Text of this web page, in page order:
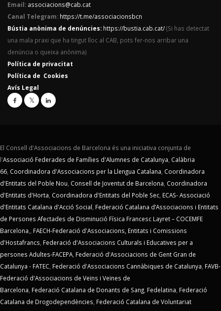
Email: associacions@cab.cat
Canal Telegram: https://t.me/associacionsbcn
Bústia anònima de denúncies: https://bustia.cab.cat/(Si has detectat
una mala praxi que ha tingut lloc al CAB, pots fer-nos arribar una
denúncia o queixa anònima)
Política de privacitat
Política de Cookies
Avís Legal
El Consell d'Associacions de Barcelona és una iniciativa conjunta de
l'Associació Federades de Famílies d'Alumnes de Catalunya Calàbria
66 Coordinadora d'Associacions per la Llengua Catalana Coordinadora
d'Entitats del Poble Nou Consell de Joventut de Barcelona Coordinadora
d'Entitats d'Horta Coordinadora d'Entitats del Poble Sec ECAS- Associació
d'Entitats Catalana d'Acció Social Federació Catalana d’Associacions i Entitats
de Persones Afectades de Disminució Física Francesc Layret – COCEMFE
Barcelona
FAECH-Federació d'Associacions, Entitats i Comissions
d'Hostafrancs Federació d'Associacions Culturals i Educatives per a
persones Adultes-FACEPA Federació d'Associacions de Gent Gran de
Catalunya - FATEC Federació d'Associacions Cannàbiques de Catalunya FAVB-
Federació d'Associacions de Veïns i Veïnes de
Barcelona Federació Catalana de Donants de Sang Fedelatina Federació
Catalana de Drogodependències Federació Catalana de Voluntariat